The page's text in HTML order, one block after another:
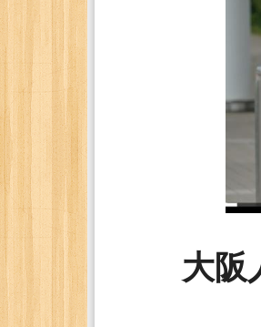
大阪